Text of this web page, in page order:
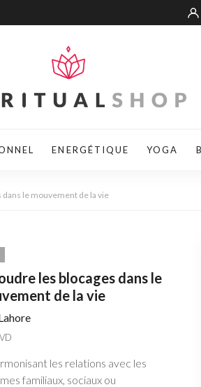
ENERGÉTIQUE YOGA
dans le mouvement de la vie
les blocages dans le
de la vie
les relations avec les
familiaux, sociaux ou